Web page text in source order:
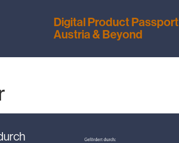
Digital Product Passport
Austria & Beyond